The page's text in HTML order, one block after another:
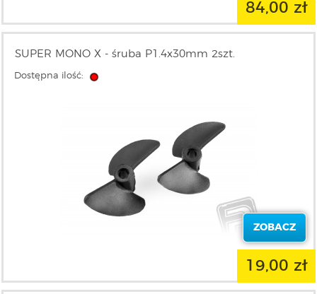
84,00 zł
SUPER MONO X - śruba P1.4x30mm 2szt.
Dostępna ilość:
ZOBACZ
19,00 zł